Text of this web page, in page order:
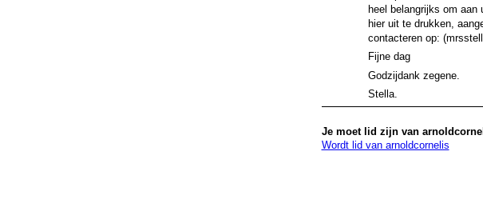
heel belangrijks om
hier uit te drukken,
contacteren op:
Fijne dag
Godzijdank zegene.
Stella.
Je moet lid zijn van
Wordt lid van arnoldcornelis